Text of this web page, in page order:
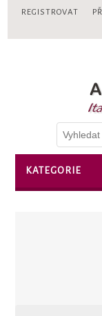
REGISTROVAT
KATEGORIE